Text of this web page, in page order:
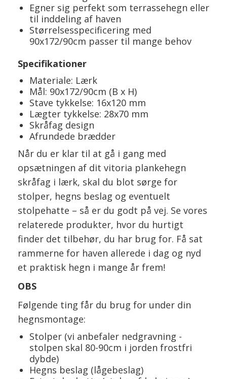
Egner sig perfekt som terrassehegn eller
til inddeling af haven
Størrelsesspecificering med
90x172/90cm passer til mange behov
Specifikationer
Materiale: Lærk
Mål: 90x172/90cm (B x H)
Stave tykkelse: 16x120 mm
Lægter tykkelse: 28x70 mm
Skråfag design
Afrundede brædder
Når du er klar til at gå i gang med
opsætningen af dit vitoria plankehegn
skråfag i lærk, skal du blot sørge for
stolper, hegns beslag og eventuelt
stolpehatte – så er du godt på vej. Se vores
relaterede produkter, hvor du hurtigt
finder det tilbehør, du har brug for. Få sat
rammerne for haven allerede i dag og nyd
et praktisk hegn i mange år frem!
OBS
Følgende ting får du brug for under din
hegnsmontage:
Stolper (vi anbefaler nedgravning -
stolpen skal 80-90cm i jorden frostfri
dybde)
Hegns beslag (lågebeslag)